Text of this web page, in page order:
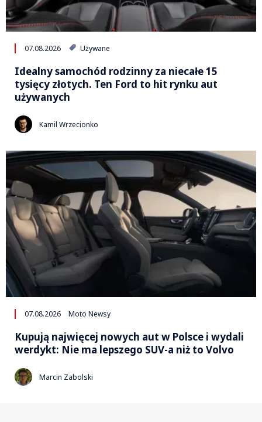
07.08.2026 Używane
Idealny samochód rodzinny za niecałe 15
tysięcy złotych. Ten Ford to hit rynku aut
używanych
Kamil Wrzecionko
07.08.2026 Moto Newsy
Kupują najwięcej nowych aut w Polsce i wydali
werdykt: Nie ma lepszego SUV-a niż to Volvo
Marcin Zabolski